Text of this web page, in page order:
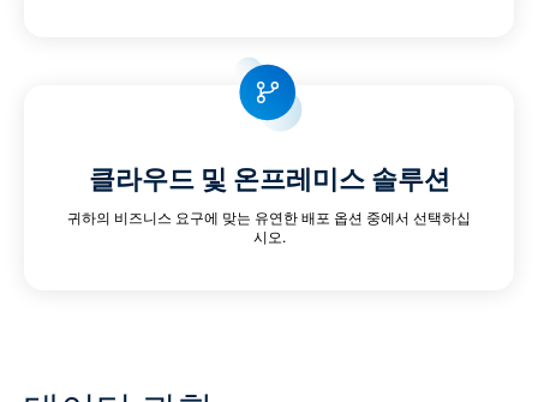
클라우드 및 온프레미스 솔루션
귀하의 비즈니스 요구에 맞는 유연한 배포 옵션 중에서 선택하십
시오.